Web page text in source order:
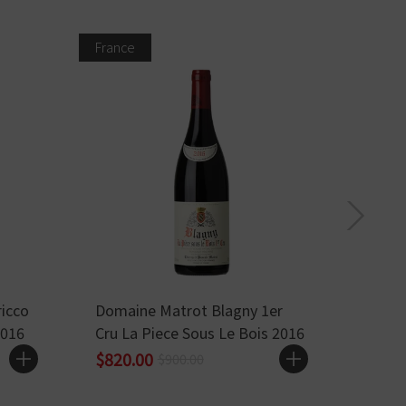
France
Domaine Matrot Blagny 1er
Cru La Piece Sous Le Bois 2016
$820.00